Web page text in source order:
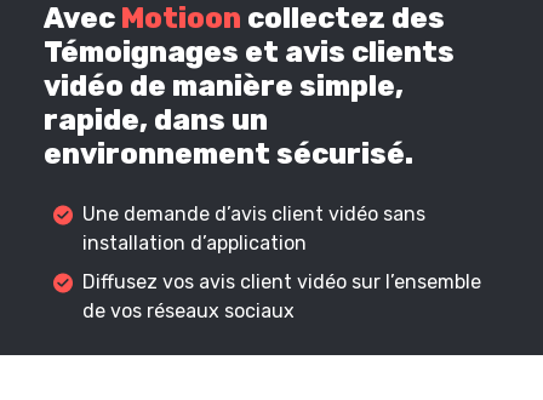
Avec Motioon collectez des
Témoignages et avis clients
vidéo de manière simple,
rapide, dans un
environnement sécurisé.
Une demande d’avis client vidéo sans
installation d’application
Diffusez vos avis client vidéo sur l’ensemble
de vos réseaux sociaux